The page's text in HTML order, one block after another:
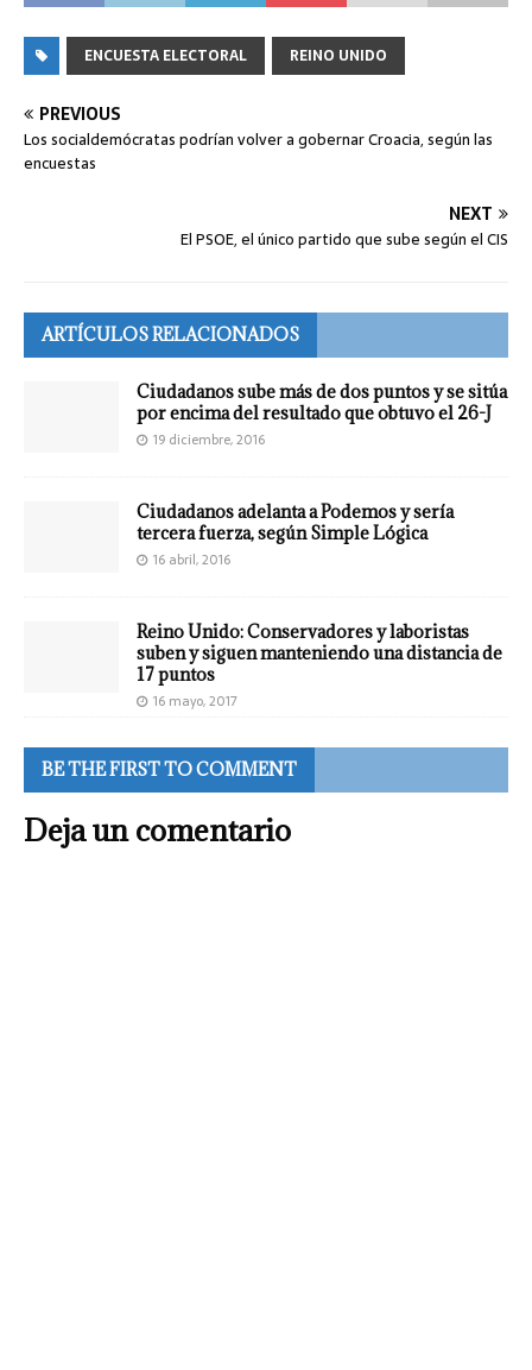
ENCUESTA ELECTORAL REINO UNIDO
PREVIOUS
Los socialdemócratas podrían volver a gobernar Croacia, según las
encuestas
NEXT
El PSOE, el único partido que sube según el CIS
ARTÍCULOS RELACIONADOS
Ciudadanos sube más de dos puntos y se sitúa
por encima del resultado que obtuvo el 26-J
19 diciembre, 2016
Ciudadanos adelanta a Podemos y sería
tercera fuerza, según Simple Lógica
16 abril, 2016
Reino Unido: Conservadores y laboristas
suben y siguen manteniendo una distancia de
17 puntos
16 mayo, 2017
BE THE FIRST TO COMMENT
Deja un comentario